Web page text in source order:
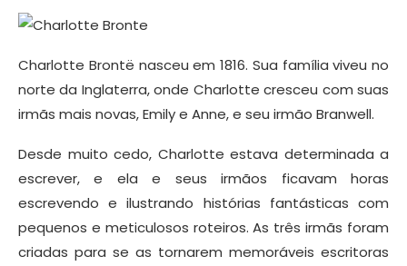
Charlotte Brontë nasceu em 1816. Sua família viveu no
norte da Inglaterra, onde Charlotte cresceu com suas
irmãs mais novas, Emily e Anne, e seu irmão Branwell.
Desde muito cedo, Charlotte estava determinada a
escrever, e ela e seus irmãos ficavam horas
escrevendo e ilustrando histórias fantásticas com
pequenos e meticulosos roteiros. As três irmãs foram
criadas para se as tornarem memoráveis escritoras